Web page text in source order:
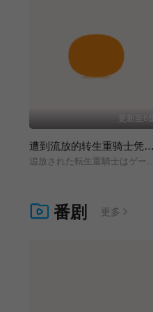
更新至6集
遭到流放的转生重骑士凭借游戏知识大开无双
番剧 更多